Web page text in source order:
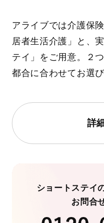
アライブでは介護保
居者生活介護」と、
テイ」をご用意。２
都合に合わせてお選
詳
ショートステイ
お問合